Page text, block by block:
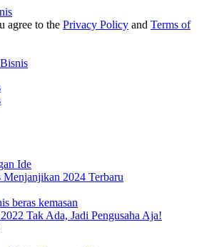
agree to the Privacy Policy and Terms of
Menjanjikan 2024 Terbaru
Tak Ada, Jadi Pengusaha Aja!